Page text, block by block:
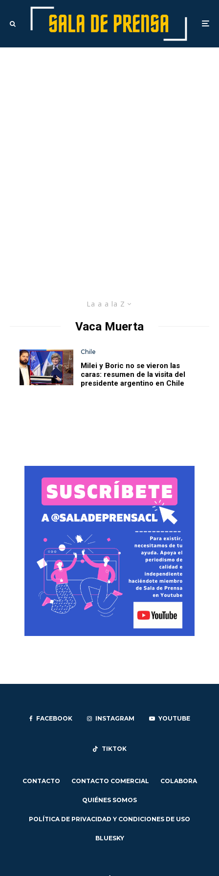
La a a la Z
Vaca Muerta
Chile
Milei y Boric no se vieron las
caras: resumen de la visita del
presidente argentino en Chile
FACEBOOK INSTAGRAM YOUTUBE
TIKTOK
CONTACTO CONTACTO COMERCIAL COLABORA
QUIÉNES SOMOS
POLÍTICA DE PRIVACIDAD Y CONDICIONES DE USO
BLUESKY